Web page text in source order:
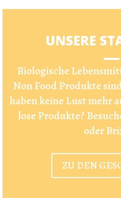
UNSERE
Biologische
Non Food Produkte
haben keine Lust mehr
lose Produkte?
oder
ZU DEN